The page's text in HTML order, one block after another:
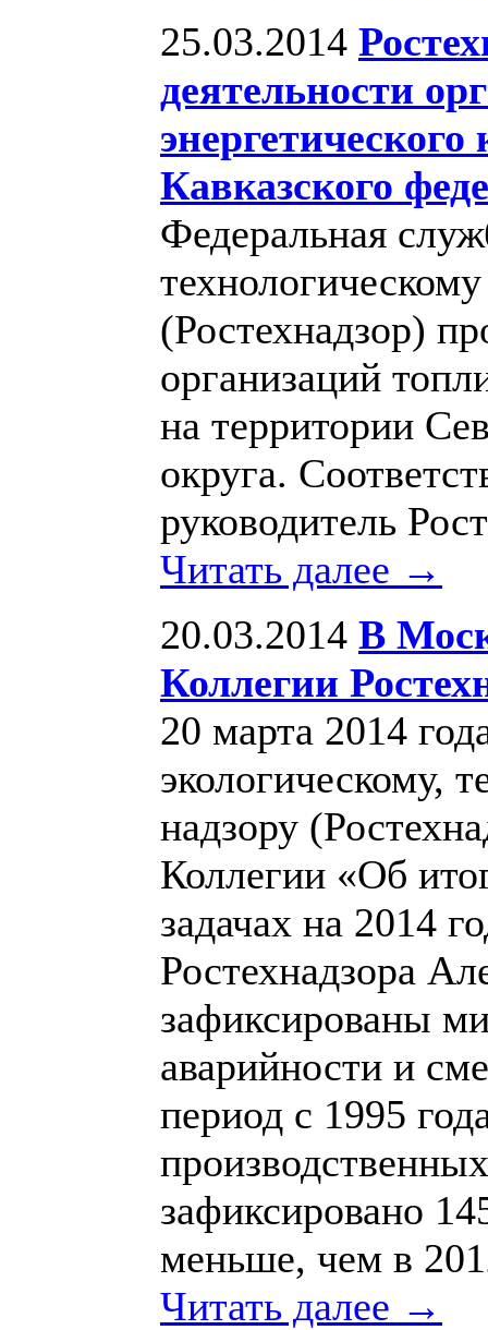
25.03.2014
деятельности
Кавказского
Федеральная
(Ростехнадзор)
организаций
на территории
округа.
руководитель
Читать далее →
20.03.2014 В
Коллегии
20 марта 2014
экологическому,
надзору
Коллегии «Об
задачах на 2014
Ростехнадзора
зафиксированы
аварийности и
период с 1995
зафиксировано
меньше, чем в
Читать далее →